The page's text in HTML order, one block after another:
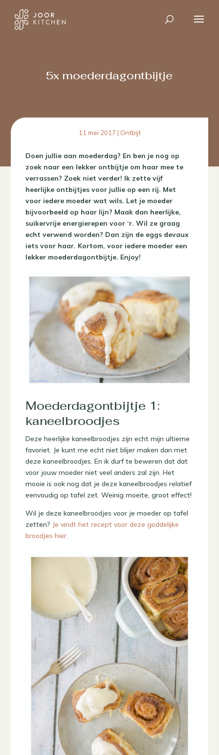
5x moederdagontbijtje
11 mei 2017 | Ontbijt
Doen jullie aan moederdag? En ben je nog op
zoek naar een lekker ontbijtje om haar mee te
verrassen? Zoek niet verder! Ik zette vijf
heerlijke ontbijtjes voor jullie op een rij. Met
voor iedere moeder wat wils. Let je moeder
bijvoorbeeld op haar lijn? Maak dan heerlijke,
suikervrije energierepen voor ‘r. Wil ze graag
echt verwend worden? Dan zijn de eggs devaux
iets voor haar. Kortom, voor iedere moeder een
lekker moederdagontbijtje. Enjoy!
Moederdagontbijtje 1:
kaneelbroodjes
Deze heerlijke kaneelbroodjes zijn echt mijn ultieme
favoriet. Je kunt me echt niet blijer maken dan met
deze kaneelbroodjes. En ik durf te beweren dat dat
voor jouw moeder niet veel anders zal zijn. Het
mooie is ook nog dat je deze kaneelbroodjes relatief
eenvoudig op tafel zet. Weinig moeite, groot effect!
Wil je deze kaneelbroodjes voor je moeder op tafel
zetten? Je vindt het recept voor deze goddelijke
broodjes hier.